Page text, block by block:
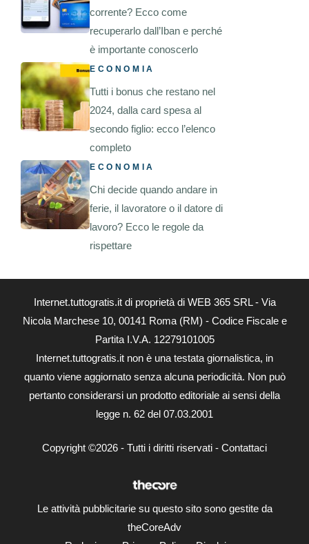
corrente? Ecco come
recuperarlo dall’Iban e perché
è importante conoscerlo
ECONOMIA
Tutti i bonus che restano nel
2024, dalla card spesa al
secondo figlio: ecco l’elenco
completo
ECONOMIA
Chi decide quando andare in
ferie, il lavoratore o il datore di
lavoro? Ecco le regole da
rispettare
Internet.tuttogratis.it di proprietà di WEB 365 SRL - Via
Nicola Marchese 10, 00141 Roma (RM) - Codice Fiscale e
Partita I.V.A. 12279101005
Internet.tuttogratis.it non è una testata giornalistica, in
quanto viene aggiornato senza alcuna periodicità. Non può
pertanto considerarsi un prodotto editoriale ai sensi della
legge n. 62 del 07.03.2001
Copyright ©2026 - Tutti i diritti riservati - Contattaci
Le attività pubblicitarie su questo sito sono gestite da
theCoreAdv